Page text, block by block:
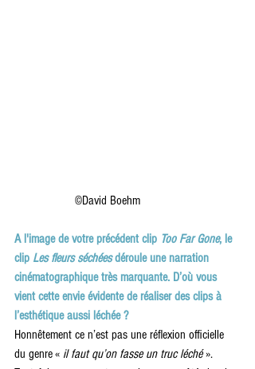
                   ©David Boehm
A l'image de votre précédent clip Too Far Gone, le
clip Les fleurs séchées déroule une narration
cinématographique très marquante. D’où vous
vient cette envie évidente de réaliser des clips à
l’esthétique aussi léchée ?
Honnêtement ce n’est pas une réflexion officielle
du genre « il faut qu’on fasse un truc léché ».